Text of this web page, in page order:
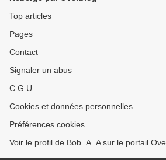
Top articles
Pages
Contact
Signaler un abus
C.G.U.
Cookies et données personnelles
Préférences cookies
Voir le profil de Bob_A_A sur le portail